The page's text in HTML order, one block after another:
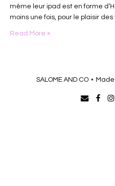
même leur ipad est en forme
moins une fois, pour le plaisir des
Read More »
SALOME AND CO ⋆